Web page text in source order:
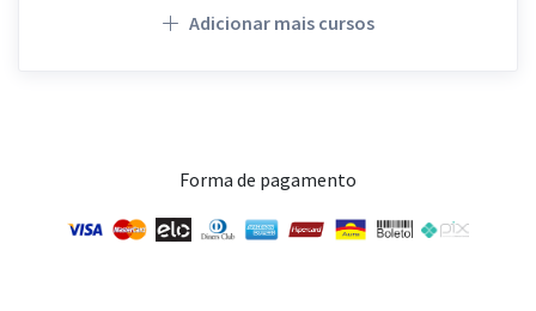
Adicionar mais cursos
Forma de pagamento